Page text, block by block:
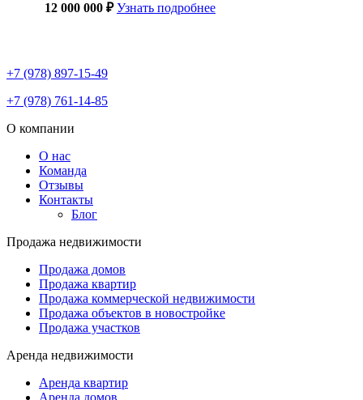
12 000 000 ₽ Узнать подробнее
+7 (978) 897-15-49
+7 (978) 761-14-85
О компании
О нас
Команда
Отзывы
Контакты
Блог
Продажа недвижимости
Продажа домов
Продажа квартир
Продажа коммерческой недвижимости
Продажа объектов в новостройке
Продажа участков
Аренда недвижимости
Аренда квартир